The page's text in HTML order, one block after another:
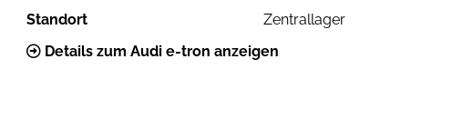
Standort
Zentrallager
Details zum Audi e-tron anzeigen